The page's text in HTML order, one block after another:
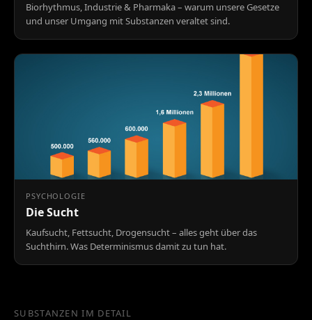
Biorhythmus, Industrie & Pharmaka – warum unsere Gesetze
und unser Umgang mit Substanzen veraltet sind.
PSYCHOLOGIE
Die Sucht
Kaufsucht, Fettsucht, Drogensucht – alles geht über das
Suchthirn. Was Determinismus damit zu tun hat.
SUBSTANZEN IM DETAIL